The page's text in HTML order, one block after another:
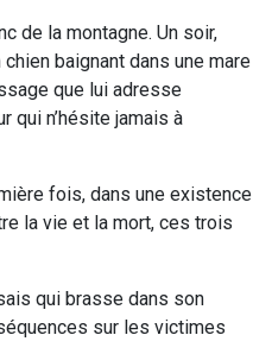
de la montagne. Un soir,
baignant dans une mare
que lui adresse
qui n’hésite jamais à
fois, dans une existence
la vie et la mort, ces trois
qui brasse dans son
sur les victimes